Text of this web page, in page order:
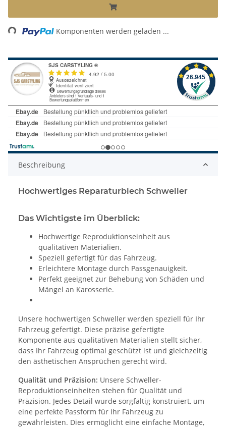
Loading... Komponenten werden geladen ...
Beschreibung
Hochwertiges Reparaturblech Schweller
Das Wichtigste im Überblick:
Hochwertige Reproduktionseinheit aus
qualitativen Materialien.
Speziell gefertigt für das Fahrzeug.
Erleichtere Montage durch Passgenauigkeit.
Perfekt geeignet zur Behebung von Schäden und
Mängel an Karosserie.
Unsere hochwertigen Schweller werden speziell für Ihr
Fahrzeug gefertigt. Diese präzise gefertigte
Komponente aus qualitativen Materialien stellt sicher,
dass Ihr Fahrzeug optimal geschützt ist und gleichzeitig
den ästhetischen Ansprüchen gerecht wird.
Qualität und Präzision: Unsere Schweller-
Reproduktionseinheiten stehen für Qualität und
Präzision. Jedes Detail wurde sorgfältig konstruiert, um
eine perfekte Passform für Ihr Fahrzeug zu
gewährleisten. Dies ermöglicht eine einfache Montage,